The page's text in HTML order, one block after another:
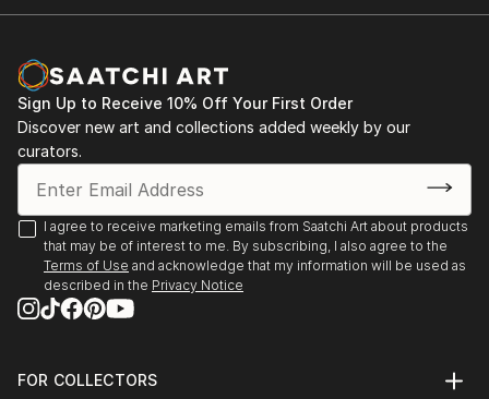
Working with ceramic, concrete, wood etc
Sign Up to Receive 10% Off Your First Order
Discover new art and collections added weekly by our
curators.
I agree to receive marketing emails from Saatchi Art about products
that may be of interest to me. By subscribing, I also agree to the
Terms of Use and acknowledge that my information will be used as
described in the Privacy Notice
FOR COLLECTORS